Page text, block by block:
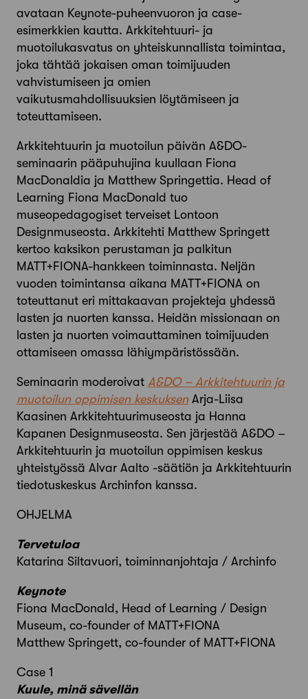
avataan Keynote-puheenvuoron ja case-
esimerkkien kautta. Arkkitehtuuri- ja
muotoilukasvatus on yhteiskunnallista toimintaa,
joka tähtää jokaisen oman toimijuuden
vahvistumiseen ja omien
vaikutusmahdollisuuksien löytämiseen ja
toteuttamiseen.
Arkkitehtuurin ja muotoilun päivän A&DO-
seminaarin pääpuhujina kuullaan Fiona
MacDonaldia ja Matthew Springettia. Head of
Learning Fiona MacDonald tuo
museopedagogiset terveiset Lontoon
Designmuseosta. Arkkitehti Matthew Springett
kertoo kaksikon perustaman ja palkitun
MATT+FIONA-hankkeen toiminnasta. Neljän
vuoden toimintansa aikana MATT+FIONA on
toteuttanut eri mittakaavan projekteja yhdessä
lasten ja nuorten kanssa. Heidän missionaan on
lasten ja nuorten voimauttaminen toimijuuden
ottamiseen omassa lähiympäristössään.
Seminaarin moderoivat A&DO – Arkkitehtuurin ja
muotoilun oppimisen keskuksenArja-Liisa
Kaasinen Arkkitehtuurimuseosta ja Hanna
Kapanen Designmuseosta. Sen järjestää A&DO –
Arkkitehtuurin ja muotoilun oppimisen keskus
yhteistyössä Alvar Aalto -säätiön ja Arkkitehtuurin
tiedotuskeskus Archinfon kanssa.
OHJELMA
Tervetuloa
Katarina Siltavuori, toiminnanjohtaja / Archinfo
Keynote
Fiona MacDonald, Head of Learning / Design
Museum, co-founder of MATT+FIONA
Matthew Springett, co-founder of MATT+FIONA
Case 1
Kuule, minä sävellän